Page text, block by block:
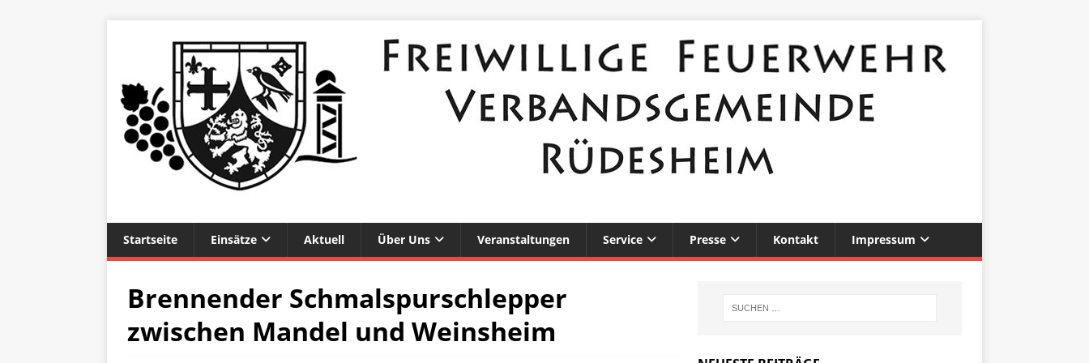
Startseite Einsätze Aktuell Über Uns Veranstaltungen Service Presse Kontakt Impressum
Brennender Schmalspurschlepper
zwischen Mandel und Weinsheim